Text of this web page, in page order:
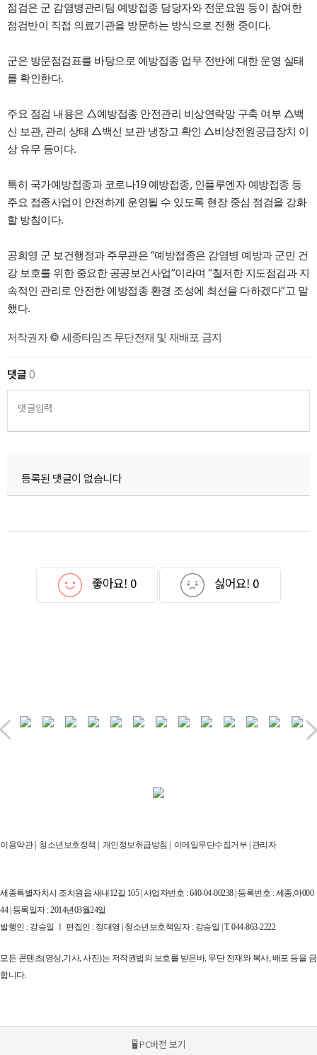
점검은 군 감염병관리팀 예방접종 담당자와 전문요원 등이 참여한
점검반이 직접 의료기관을 방문하는 방식으로 진행 중이다.
군은 방문점검표를 바탕으로 예방접종 업무 전반에 대한 운영 실태
를 확인한다.
주요 점검 내용은 △예방접종 안전관리 비상연락망 구축 여부 △백
신 보관, 관리 상태 △백신 보관 냉장고 확인 △비상전원공급장치 이
상 유무 등이다.
특히 국가예방접종과 코로나19 예방접종, 인플루엔자 예방접종 등
주요 접종사업이 안전하게 운영될 수 있도록 현장 중심 점검을 강화
할 방침이다.
공희영 군 보건행정과 주무관은 “예방접종은 감염병 예방과 군민 건
강 보호를 위한 중요한 공공보건사업”이라며 “철저한 지도점검과 지
속적인 관리로 안전한 예방접종 환경 조성에 최선을 다하겠다”고 말
했다.
저작권자 © 세종타임즈 무단전재 및 재배포 금지
댓글0
댓글입력
등록된 댓글이 없습니다
좋아요! 0 싫어요! 0
이용약관| 청소년보호정책 | 개인정보취급방침 | 이메일무단수집거부 | 관리자
세종특별자치시 조치원읍 새내12길 105 | 사업자번호 : 640-04-00238 | 등록번호 : 세종,아000
44 | 등록일자 : 2014년03월24일
발행인 : 강승일 ㅣ 편집인 : 정대영 | 청소년보호책임자 : 강승일 | T. 044-863-2222
모든 콘텐츠(영상,기사, 사진)는 저작권법의 보호를 받은바, 무단 전재와 복사, 배포 등을 금
합니다.
🖥 PC버전 보기